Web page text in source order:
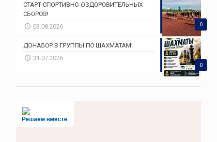
0
СТАРТ СПОРТИВНО-ОЗДОРОВИТЕЛЬНЫХ
СБОРОВ!
03.08.2026
0
ДОНАБОР В ГРУППЫ ПО ШАХМАТАМ!
31.07.2026
Решаем вместе